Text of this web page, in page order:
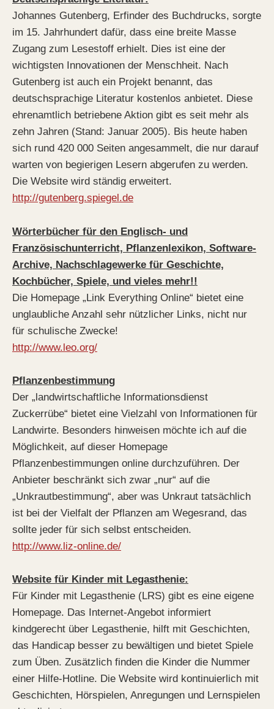
Johannes Gutenberg, Erfinder des Buchdrucks, sorgte
im 15. Jahrhundert dafür, dass eine breite Masse
Zugang zum Lesestoff erhielt. Dies ist eine der
wichtigsten Innovationen der Menschheit. Nach
Gutenberg ist auch ein Projekt benannt, das
deutschsprachige Literatur kostenlos anbietet. Diese
ehrenamtlich betriebene Aktion gibt es seit mehr als
zehn Jahren (Stand: Januar 2005). Bis heute haben
sich rund 420 000 Seiten angesammelt, die nur darauf
warten von begierigen Lesern abgerufen zu werden.
Die Website wird ständig erweitert.
http://gutenberg.spiegel.de
Wörterbücher für den Englisch- und
Französischunterricht, Pflanzenlexikon, Software-
Archive, Nachschlagewerke für Geschichte,
Kochbücher, Spiele, und vieles mehr!!
Die Homepage „Link Everything Online“ bietet eine
unglaubliche Anzahl sehr nützlicher Links, nicht nur
für schulische Zwecke!
http://www.leo.org/
Pflanzenbestimmung
Der „landwirtschaftliche Informationsdienst
Zuckerrübe“ bietet eine Vielzahl von Informationen für
Landwirte. Besonders hinweisen möchte ich auf die
Möglichkeit, auf dieser Homepage
Pflanzenbestimmungen online durchzuführen. Der
Anbieter beschränkt sich zwar „nur“ auf die
„Unkrautbestimmung“, aber was Unkraut tatsächlich
ist bei der Vielfalt der Pflanzen am Wegesrand, das
sollte jeder für sich selbst entscheiden.
http://www.liz-online.de/
Website für Kinder mit Legasthenie:
Für Kinder mit Legasthenie (LRS) gibt es eine eigene
Homepage. Das Internet-Angebot informiert
kindgerecht über Legasthenie, hilft mit Geschichten,
das Handicap besser zu bewältigen und bietet Spiele
zum Üben. Zusätzlich finden die Kinder die Nummer
einer Hilfe-Hotline. Die Website wird kontinuierlich mit
Geschichten, Hörspielen, Anregungen und Lernspielen